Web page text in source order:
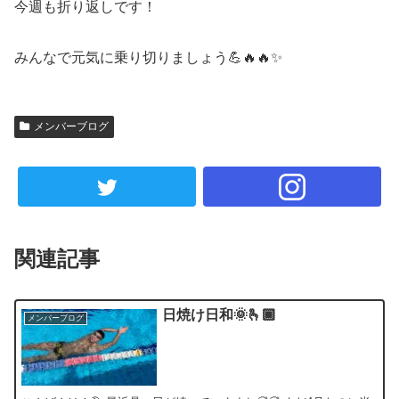
今週も折り返しです！
みんなで元気に乗り切りましょう💪🔥🔥✨
メンバーブログ
関連記事
メンバーブログ 日焼け日和🌞🫰🏾